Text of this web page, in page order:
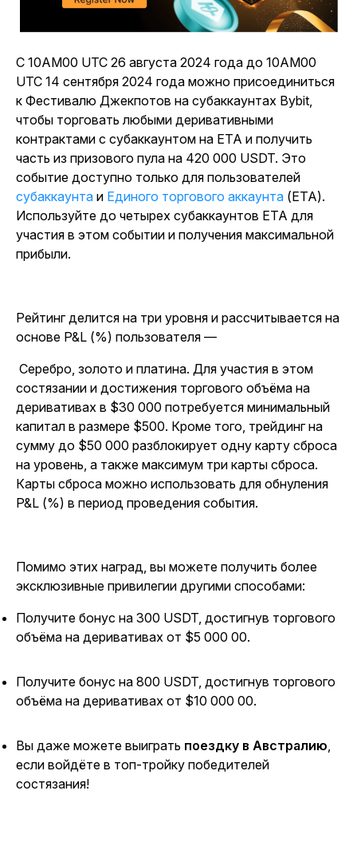
С 10AM00 UTC 26 августа 2024 года до 10AM00
UTC 14 сентября 2024 года можно присоединиться
к Фестивалю Джекпотов на субаккаунтах Bybit,
чтобы торговать любыми деривативными
контрактами с субаккаунтом на ЕТА и получить
часть из призового пула на 420 000 USDT. Это
событие доступно только для пользователей
субаккаунта и Единого торгового аккаунта (ЕТА).
Используйте до четырех субаккаунтов ЕТА для
участия в этом событии и получения максимальной
прибыли.
Рейтинг делится на три уровня и рассчитывается на
основе P&L (%) пользователя —
Серебро, золото и платина. Для участия в этом
состязании и достижения торгового объёма на
деривативах в $30 000 потребуется минимальный
капитал в размере $500. Кроме того, трейдинг на
сумму до $50 000 разблокирует одну карту сброса
на уровень, а также максимум три карты сброса.
Карты сброса можно использовать для обнуления
P&L (%) в период проведения события.
Помимо этих наград, вы можете получить более
эксклюзивные привилегии другими способами:
Получите бонус на 300 USDT, достигнув торгового
объёма на деривативах от $5 000 00.
Получите бонус на 800 USDT, достигнув торгового
объёма на деривативах от $10 000 00.
Вы даже можете выиграть поездку в Австралию,
если войдёте в топ-тройку победителей
состязания!